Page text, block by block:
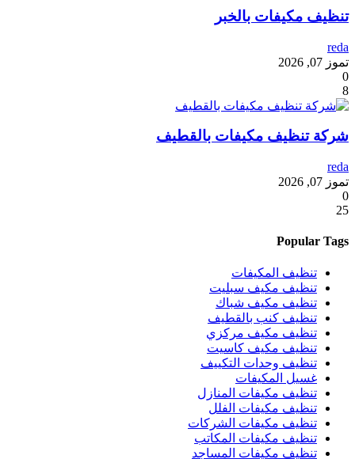
تنظيف مكيفات بالخبر
reda
تموز 07, 2026
0
8
شركة تنظيف مكيفات بالقطيف
reda
تموز 07, 2026
0
25
Popular Tags
تنظيف المكيفات
تنظيف مكيف سبليت
تنظيف مكيف شباك
تنظيف كنب بالقطيف
تنظيف مكيف مركزي
تنظيف مكيف كاسيت
تنظيف وحدات التكييف
غسيل المكيفات
تنظيف مكيفات المنازل
تنظيف مكيفات الفلل
تنظيف مكيفات الشركات
تنظيف مكيفات المكاتب
تنظيف مكيفات المساجد